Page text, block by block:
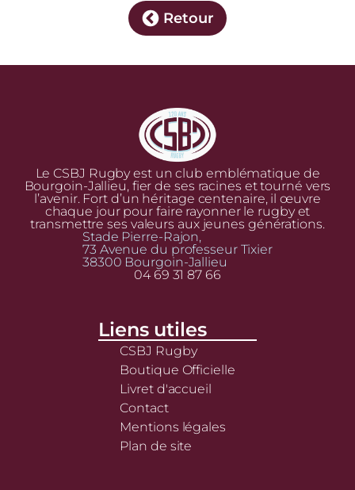
Retour
Le CSBJ Rugby est un club emblématique de
Bourgoin-Jallieu, fier de ses racines et tourné vers
l’avenir. Fort d’un héritage centenaire, il œuvre
chaque jour pour faire rayonner le rugby et
transmettre ses valeurs aux jeunes générations.
Stade Pierre-Rajon,
73 Avenue du professeur Tixier
38300 Bourgoin-Jallieu
04 69 31 87 66
Liens utiles
CSBJ Rugby
Boutique Officielle
Livret d'accueil
Contact
Mentions légales
Plan de site